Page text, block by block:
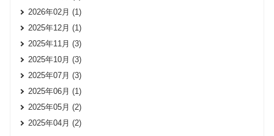
2026年02月 (1)
2025年12月 (1)
2025年11月 (3)
2025年10月 (3)
2025年07月 (3)
2025年06月 (1)
2025年05月 (2)
2025年04月 (2)